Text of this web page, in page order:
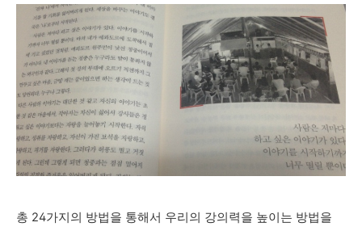
총 24가지의 방법을 통해서 우리의 강의력을 높이는 방법을